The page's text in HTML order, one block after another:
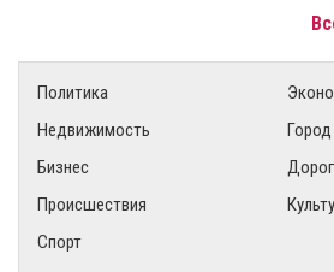
Политика
Недвижимость
Город
Бизнес
Происшествия
Спорт